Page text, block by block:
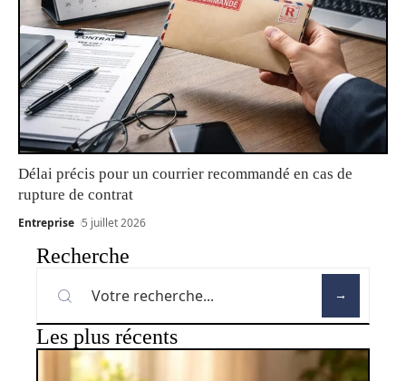
Délai précis pour un courrier recommandé en cas de
rupture de contrat
Entreprise 5 juillet 2026
Recherche
Les plus récents